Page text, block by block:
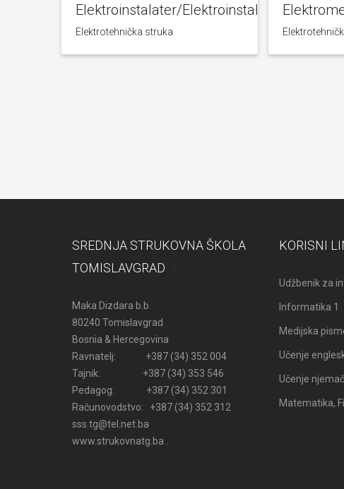
Elektroinstalater/Elektroinstalaterka
Elektrotehnička struka
SREDNJA STRUKOVNA ŠKOLA
TOMISLAVGRAD
Maka Dizdara b.b.
80240 Tomislavgrad
Bosnia & Hercegovina
Ravnatelj: +387 (34) 352 004
Tajnik: +387 (34) 353 546
Pedagog: +387 (34) 352 301
Računovodstvo: +387 (34) 352 312
sss.tg@tel.net.ba
www.strukovnatg.ba .
KORISNI
Udžbenik za
Informatika 1
Medijska
Učenje
Učenje
Matematika,